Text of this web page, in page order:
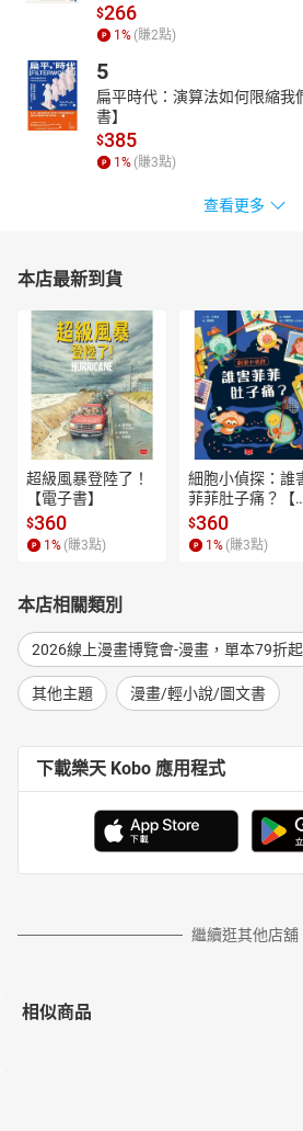
$266
1 % (賺2點)
5
扁平時代：演算法如何限縮我
書】
$385
1 % (賺3點)
查看更多
本店最新到貨
超級風暴登陸了！
【電子書】
$360
1% (賺3點)
細胞小偵探：誰
菲菲肚子痛？【電
子書】
$360
1% (賺3點)
本店相關類別
2026線上漫畫博覽會-漫畫，單本79折
其他主題 漫畫/輕小說/圖文書
下載樂天 Kobo 應用程式
繼續逛其他店舖
相似商品